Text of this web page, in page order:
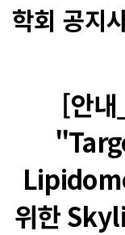
학회 공지
[안내
위한